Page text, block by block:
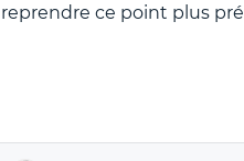
reprendre ce point plus